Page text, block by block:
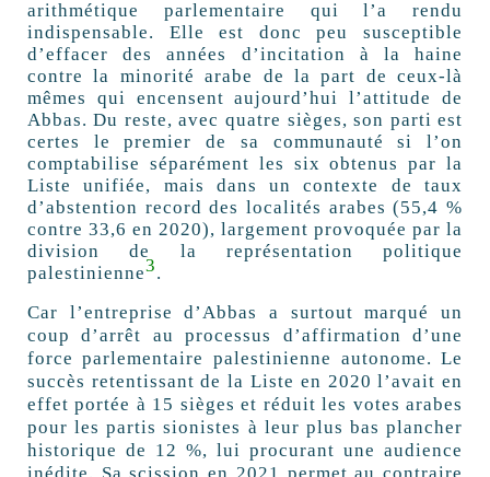
arithmétique parlementaire qui l’a rendu
indispensable. Elle est donc peu susceptible
d’effacer des années d’incitation à la haine
contre la minorité arabe de la part de ceux-là
mêmes qui encensent aujourd’hui l’attitude de
Abbas. Du reste, avec quatre sièges, son parti est
certes le premier de sa communauté si l’on
comptabilise séparément les six obtenus par la
Liste unifiée, mais dans un contexte de taux
d’abstention record des localités arabes (55,4 %
contre 33,6 en 2020), largement provoquée par la
division de la représentation politique
palestinienne3.
Car l’entreprise d’Abbas a surtout marqué un
coup d’arrêt au processus d’affirmation d’une
force parlementaire palestinienne autonome. Le
succès retentissant de la Liste en 2020 l’avait en
effet portée à 15 sièges et réduit les votes arabes
pour les partis sionistes à leur plus bas plancher
historique de 12 %, lui procurant une audience